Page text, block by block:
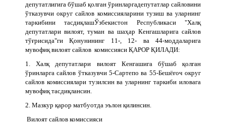
депутатлигига бўшаб қолган ўринларгадепутатлар сайловини
ўтказувчи округ сайлов комиссияларини тузиш ва уларнинг
таркибини тасдиқлашЎзбекистон Республикаси "Халқ
депутатлари вилоят, туман ва шаҳар Кенгашларига сайлов
тўғрисида"ги Қонунининг 11-, 12- ва 44-моддаларига
мувофиқ вилоят сайлов комиссияси ҚАРОР ҚИЛАДИ:
1. Халқ депутатлари вилоят Кенгашига бўшаб қолган
ўринларга сайлов ўтказувчи 5-Сартепо ва 55-Бешёғоч округ
сайлов комиссиялари тузилсин ва уларнинг таркиби иловага
мувофиқ тасдиқлансин.
2. Мазкур қарор матбуотда эълон қилинсин.
Вилоят сайлов комиссияси